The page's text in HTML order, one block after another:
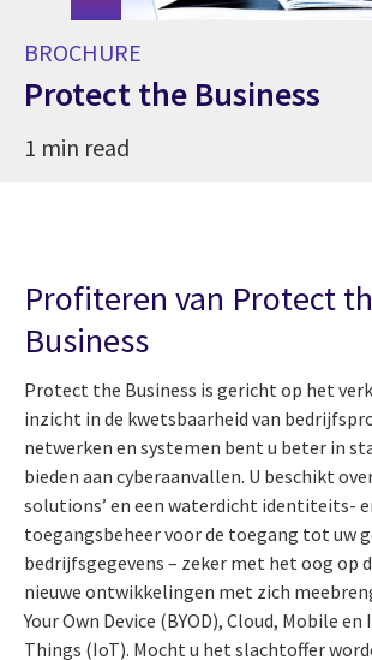
BROCHURE
Protect the Business
1 min read
Profiteren van Protect
Business
Protect the Business is gericht op het
inzicht in de kwetsbaarheid van
netwerken en systemen bent u beter in
bieden aan cyberaanvallen. U beschikt
solutions’ en een waterdicht identiteits-
toegangsbeheer voor de toegang tot uw
bedrijfsgegevens – zeker met het oog op
nieuwe ontwikkelingen met zich
Your Own Device (BYOD), Cloud, Mobile
Things (IoT). Mocht u het slachtoffer